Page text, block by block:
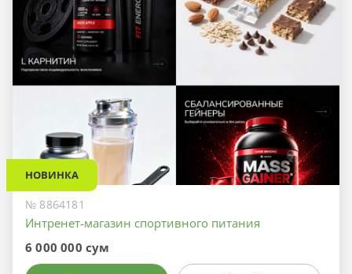
НОВИНКА
№ 8864181
Интренет-магазин спортивного питания
6 000 000 сум